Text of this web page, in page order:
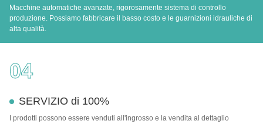
Macchine automatiche avanzate, rigorosamente sistema di controllo
produzione. Possiamo fabbricare il basso costo e le guarnizioni idrauliche di
alta qualità.
04
SERVIZIO di 100%
I prodotti possono essere venduti all'ingrosso e la vendita al dettaglio